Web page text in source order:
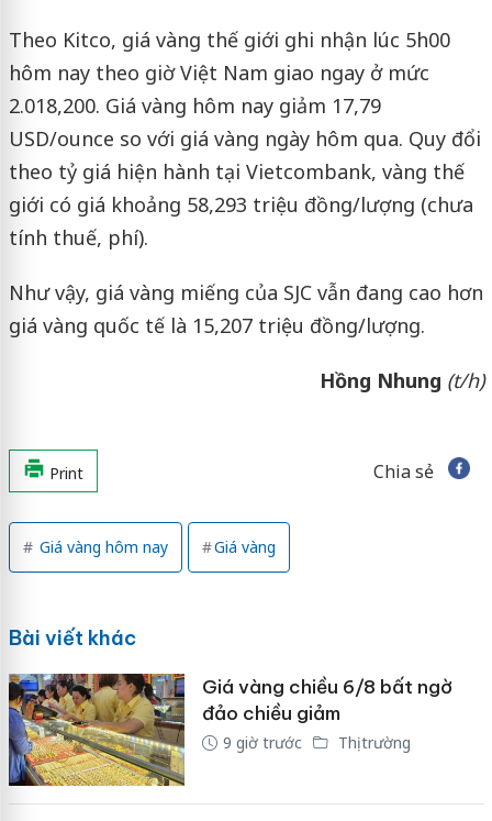
Theo Kitco, giá vàng thế giới ghi nhận lúc 5h00
hôm nay theo giờ Việt Nam giao ngay ở mức
2.018,200. Giá vàng hôm nay giảm 17,79
USD/ounce so với giá vàng ngày hôm qua. Quy đổi
theo tỷ giá hiện hành tại Vietcombank, vàng thế
giới có giá khoảng 58,293 triệu đồng/lượng (chưa
tính thuế, phí).
Như vậy, giá vàng miếng của SJC vẫn đang cao hơn
giá vàng quốc tế là 15,207 triệu đồng/lượng.
Hồng Nhung (t/h)
Print Chia sẻ
Giá vàng hôm nay Giá vàng
Bài viết khác
Giá vàng chiều 6/8 bất ngờ
đảo chiều giảm
9 giờ trước Thị trường